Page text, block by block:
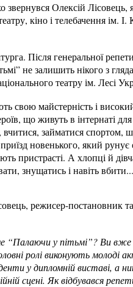
Олексій Лісовець,
кіно і телебачення ім.
Після генеральної
не залишить нікого з
театру ім. Лесі
свою майстерність і
що живуть в інтернаті
займатися спортом,
новенького, який
пристрасті. А хлопці й
знущатись і навіть вбити...
режисер-постановник
“Палаючи у пітьмі”? Ви вже
ролі виконують молоді
у дипломній виставі, а
сцені. Як відбувався